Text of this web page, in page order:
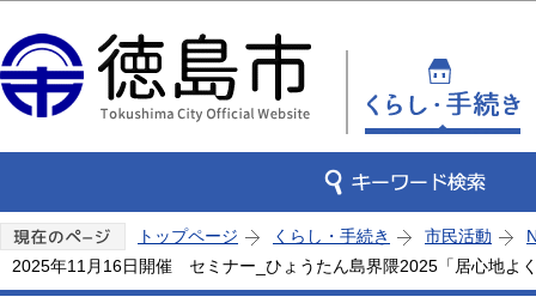
トップページ くらし・手続き 市民活動
2025年11月16日開催 セミナー_ひょうたん島界隈2025「居心地よ